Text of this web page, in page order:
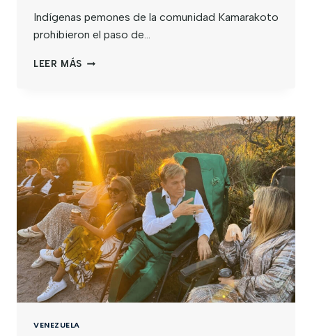
Indígenas pemones de la comunidad Kamarakoto
prohibieron el paso de…
LEER MÁS
VENEZUELA